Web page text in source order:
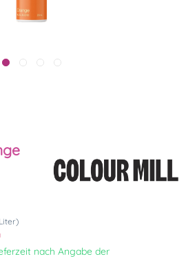
nach Angabe der